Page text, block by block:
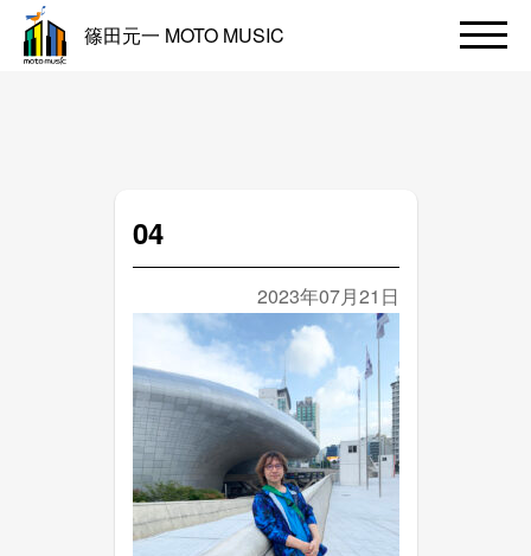
篠田元一 MOTO MUSIC
04
2023年07月21日